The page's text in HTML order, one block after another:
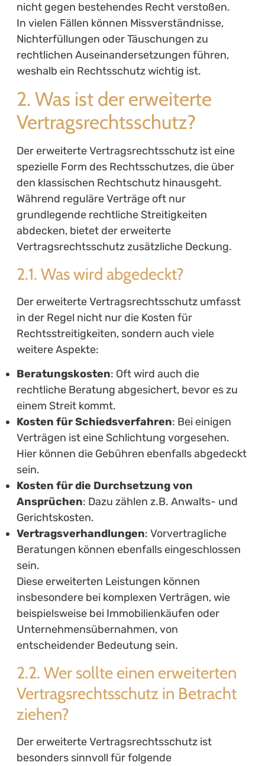
nicht gegen bestehendes Recht verstoßen.
In vielen Fällen können Missverständnisse,
Nichterfüllungen oder Täuschungen zu
rechtlichen Auseinandersetzungen führen,
weshalb ein Rechtsschutz wichtig ist.
2. Was ist der erweiterte
Vertragsrechtsschutz?
Der erweiterte Vertragsrechtsschutz ist eine
spezielle Form des Rechtsschutzes, die über
den klassischen Rechtschutz hinausgeht.
Während reguläre Verträge oft nur
grundlegende rechtliche Streitigkeiten
abdecken, bietet der erweiterte
Vertragsrechtsschutz zusätzliche Deckung.
2.1. Was wird abgedeckt?
Der erweiterte Vertragsrechtsschutz umfasst
in der Regel nicht nur die Kosten für
Rechtsstreitigkeiten, sondern auch viele
weitere Aspekte:
Beratungskosten: Oft wird auch die
rechtliche Beratung abgesichert, bevor es zu
einem Streit kommt.
Kosten für Schiedsverfahren: Bei einigen
Verträgen ist eine Schlichtung vorgesehen.
Hier können die Gebühren ebenfalls abgedeckt
sein.
Kosten für die Durchsetzung von
Ansprüchen: Dazu zählen z.B. Anwalts- und
Gerichtskosten.
Vertragsverhandlungen: Vorvertragliche
Beratungen können ebenfalls eingeschlossen
sein.
Diese erweiterten Leistungen können
insbesondere bei komplexen Verträgen, wie
beispielsweise bei Immobilienkäufen oder
Unternehmensübernahmen, von
entscheidender Bedeutung sein.
2.2. Wer sollte einen erweiterten
Vertragsrechtsschutz in Betracht
ziehen?
Der erweiterte Vertragsrechtsschutz ist
besonders sinnvoll für folgende